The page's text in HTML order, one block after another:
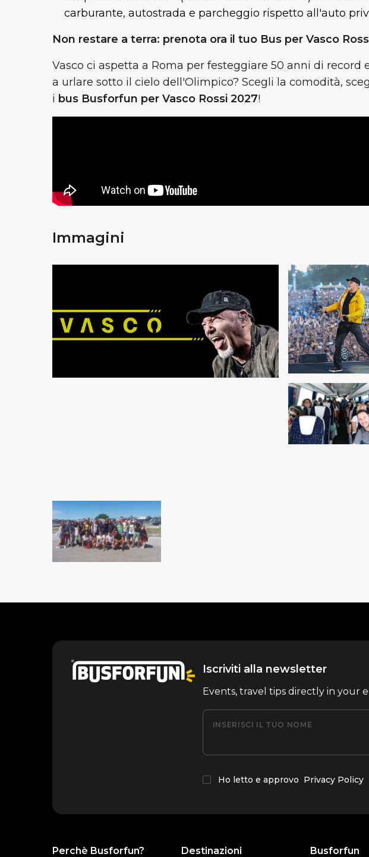
carburante, autostrada e parcheggio rispetto all'auto
Non restare a terra: prenota ora il tuo Bus per Vasco
Vasco ci aspetta a Roma per festeggiare 50 anni di record
a urlare sotto il cielo dell'Olimpico? Scegli la comodità,
i bus Busforfun per Vasco Rossi 2027!
Immagini
Iscriviti alla newsletter
Events, travel tips directly in your
INSERISCI IL TUO NOME
Ho letto e approvo Privacy Policy
Perchè Busforfun? Destinazioni Busforfun